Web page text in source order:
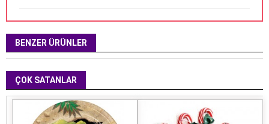
BENZER ÜRÜNLER
ÇOK SATANLAR